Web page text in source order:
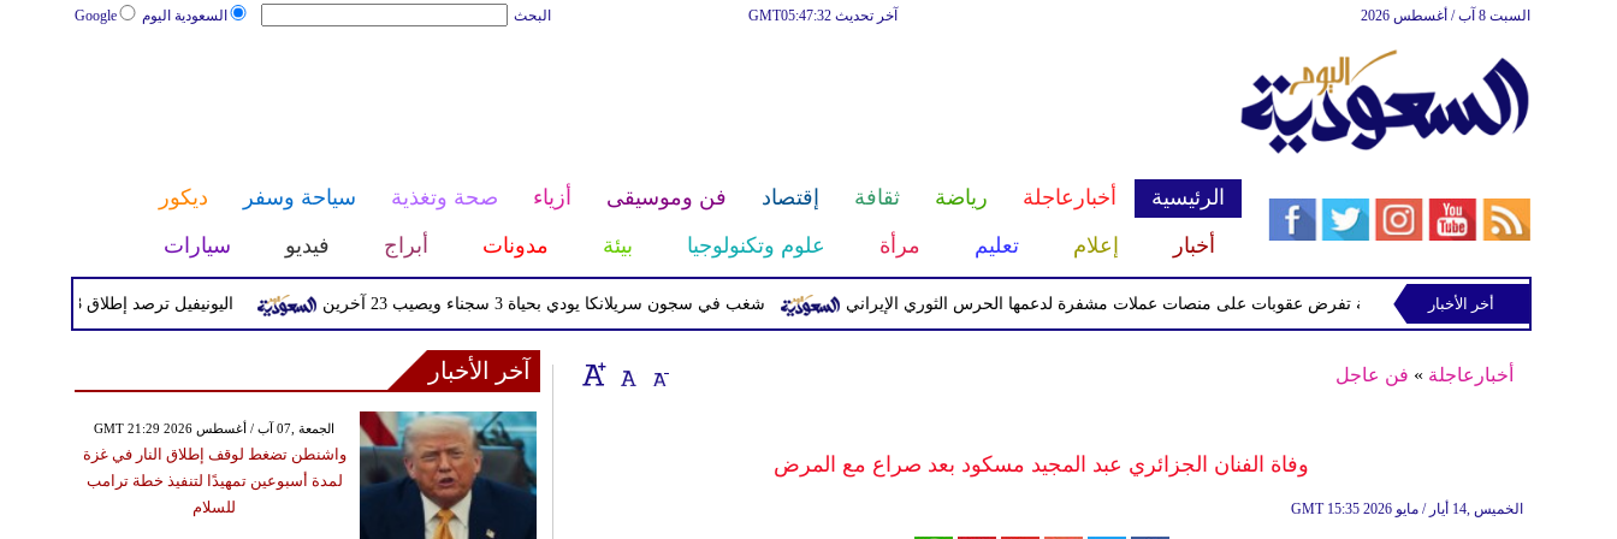
السعودية اليوم Google البحث آخر تحديث GMT05:47:32 السبت 8 آب / أغسطس 2026
الرئيسية أخبارعاجلة رياضة ثقافة إقتصاد فن وموسيقى أزياء صحة وتغذية سياحة وسفر
ديكور
أخبار
إعلام تعليم مرأة علوم وتكنولوجيا بيئة مدونات أبراج فيديو سيارات
اليونيفيل ترصد إطلاق 113 مقذوفا إسرائيليا على لبنان خلال يوم واحد شغب في سجون سريلانكا يودي بحياة 3 سجناء ويصيب 23 آخرين الخزانة الأميركية تفرض عقوبات على منصات عملات مشفرة لدعمها الحرس الثوري الإيراني
أخر الأخبار
أخبارعاجلة » فن عاجل
وفاة الفنان الجزائري عبد المجيد مسكود بعد صراع مع المرض
GMT 15:35 2026 الخميس ,14 أيار / مايو
آخر الأخبار
GMT 21:29 2026 الجمعة ,07 آب / أغسطس
واشنطن تضغط لوقف إطلاق النار في غزة
لمدة أسبوعين تمهيدًا لتنفيذ خطة ترامب
للسلام